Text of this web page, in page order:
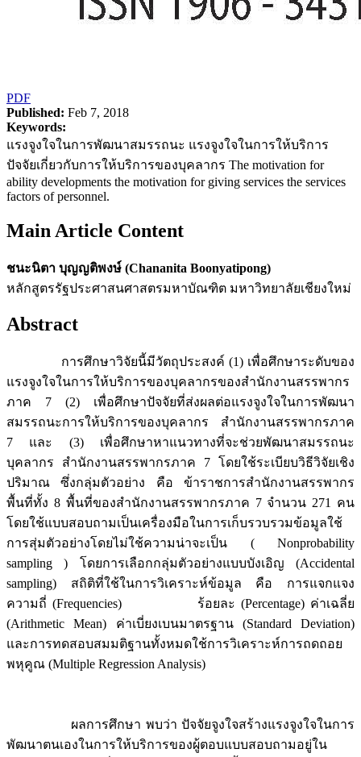
PDF
Published: Feb 7, 2018
Keywords:
แรงจูงใจในการพัฒนาสมรรถนะ แรงจูงใจในการให้บริการ
ปัจจัยเกี่ยวกับการให้บริการของบุคลากร The motivation for
ability developments the motivation for giving services the services
factors of personnel.
Main Article Content
ชนะนิตา บุญญติพงษ์ (Chananita Boonyatipong)
หลักสูตรรัฐประศาสนศาสตรมหาบัณฑิต มหาวิทยาลัยเชียงใหม่
Abstract
การศึกษาวิจัยนี้มีวัตถุประสงค์ (1) เพื่อศึกษาระดับของ
แรงจูงใจในการให้บริการของบุคลากรของสำนักงานสรรพากร
ภาค 7 (2) เพื่อศึกษาปัจจัยที่ส่งผลต่อแรงจูงใจในการพัฒนา
สมรรถนะการให้บริการของบุคลากร สำนักงานสรรพากรภาค
7 และ (3) เพื่อศึกษาหาแนวทางที่จะช่วยพัฒนาสมรรถนะ
บุคลากร สำนักงานสรรพากรภาค 7 โดยใช้ระเบียบวิธีวิจัยเชิง
ปริมาณ ซึ่งกลุ่มตัวอย่าง คือ ข้าราชการสำนักงานสรรพากร
พื้นที่ทั้ง 8 พื้นที่ของสำนักงานสรรพากรภาค 7 จำนวน 271 คน
โดยใช้แบบสอบถามเป็นเครื่องมือในการเก็บรวบรวมข้อมูลใช้
การสุ่มตัวอย่างโดยไม่ใช้ความน่าจะเป็น ( Nonprobability
sampling ) โดยการเลือกกลุ่มตัวอย่างแบบบังเอิญ (Accidental
sampling) สถิติที่ใช้ในการวิเคราะห์ข้อมูล คือ การแจกแจง
ความถี่ (Frequencies) ร้อยละ (Percentage) ค่าเฉลี่ย
(Arithmetic Mean) ค่าเบี่ยงเบนมาตรฐาน (Standard Deviation)
และการทดสอบสมมติฐานทั้งหมดใช้การวิเคราะห์การถดถอย
พหุคูณ (Multiple Regression Analysis)
ผลการศึกษา พบว่า ปัจจัยจูงใจสร้างแรงจูงใจในการ
พัฒนาตนเองในการให้บริการของผู้ตอบแบบสอบถามอยู่ใน